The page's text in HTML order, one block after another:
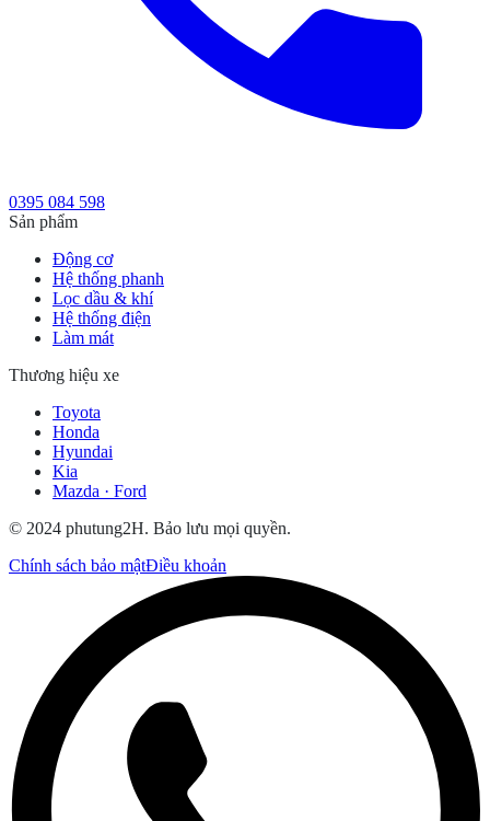
0395 084 598
Sản phẩm
Động cơ
Hệ thống phanh
Lọc dầu & khí
Hệ thống điện
Làm mát
Thương hiệu xe
Toyota
Honda
Hyundai
Kia
Mazda · Ford
© 2024 phutung2H. Bảo lưu mọi quyền.
Chính sách bảo mậtĐiều khoản